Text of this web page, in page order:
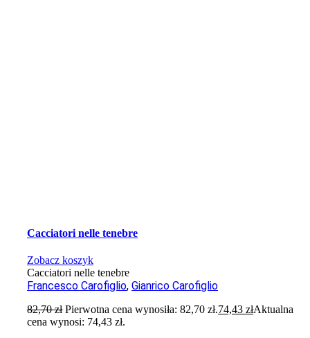
Cacciatori nelle tenebre
Zobacz koszyk
Cacciatori nelle tenebre
Francesco Carofiglio,Gianrico Carofiglio
82,70zł Pierwotna cena wynosiła: 82,70 zł.74,43złAktualna
cena wynosi: 74,43 zł.